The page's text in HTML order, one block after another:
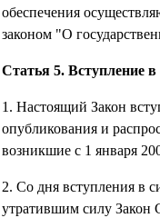
обеспечения
законом "О
Статья 5. Вступление
1. Настоящий Закон
опубликования и
возникшие с 1 января
2. Со дня вступления в
утратившим силу Закон